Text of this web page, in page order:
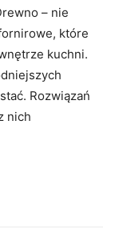
– nie
które
kuchni.
Rozwiązań
nich